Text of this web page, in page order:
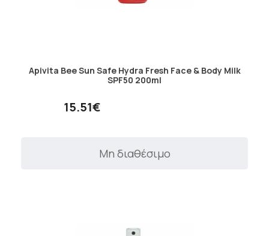
Apivita Bee Sun Safe Hydra Fresh Face & Body Milk
SPF50 200ml
15.51€
Μη διαθέσιμο